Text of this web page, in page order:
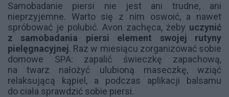
Samobadanie piersi nie jest ani trudne, ani
nieprzyjemne. Warto się z nim oswoić, a nawet
spróbować je polubić. Avon zachęca, żeby uczynić
z samobadania piersi element swojej rutyny
pielęgnacyjnej. Raz w miesiącu zorganizować sobie
domowe SPA: zapalić świeczkę zapachową,
na twarz nałożyć ulubioną maseczkę, wziąć
relaksującą kąpiel, a podczas aplikacji balsamu
do ciała sprawdzić sobie piersi.